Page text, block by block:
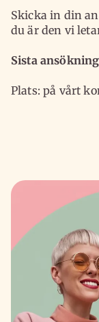
Skicka in din
du är den vi
Sista
Plats: på vårt